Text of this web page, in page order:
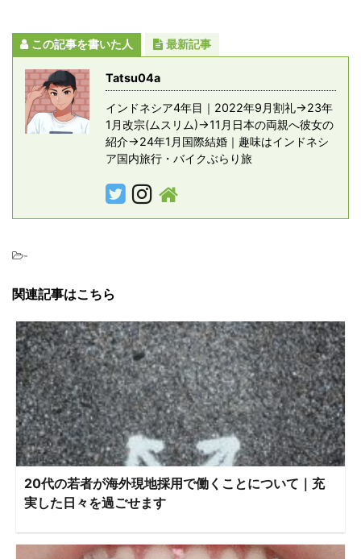
この記事を書いた人 最新記事
Tatsu04a
インドネシア4年目｜2022年9月割礼→23年
1月改宗(ムスリム)→11月日本の両親へ彼女の
紹介→24年1月国際結婚｜趣味はインドネシ
ア国内旅行・バイクぶらり旅
-
関連記事はこちら
20代の若者が海外現地採用で働くことについて｜充
実した日々を過ごせます